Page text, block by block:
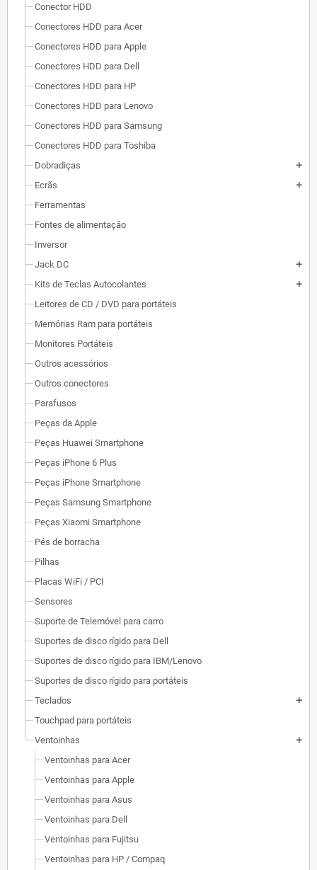
Conector HDD
Conectores HDD para Acer
Conectores HDD para Apple
Conectores HDD para Dell
Conectores HDD para HP
Conectores HDD para Lenovo
Conectores HDD para Samsung
Conectores HDD para Toshiba
Dobradiças
add
Ecrãs add
Ferramentas
Fontes de alimentação
Inversor
Jack DC
add
Kits de Teclas Autocolantes add
Leitores de CD / DVD para portáteis
Memórias Ram para portáteis
Monitores Portáteis
Outros acessórios
Outros conectores
Parafusos
Peças da Apple
Peças Huawei Smartphone
Peças iPhone 6 Plus
Peças iPhone Smartphone
Peças Samsung Smartphone
Peças Xiaomi Smartphone
Pés de borracha
Pilhas
Placas WiFi / PCI
Sensores
Suporte de Telemóvel para carro
Suportes de disco rígido para Dell
Suportes de disco rígido para IBM/Lenovo
Suportes de disco rígido para portáteis
Teclados
add
Touchpad para portáteis
Ventoinhas
add
Ventoinhas para Acer
Ventoinhas para Apple
Ventoinhas para Asus
Ventoinhas para Dell
Ventoinhas para Fujitsu
Ventoinhas para HP / Compaq